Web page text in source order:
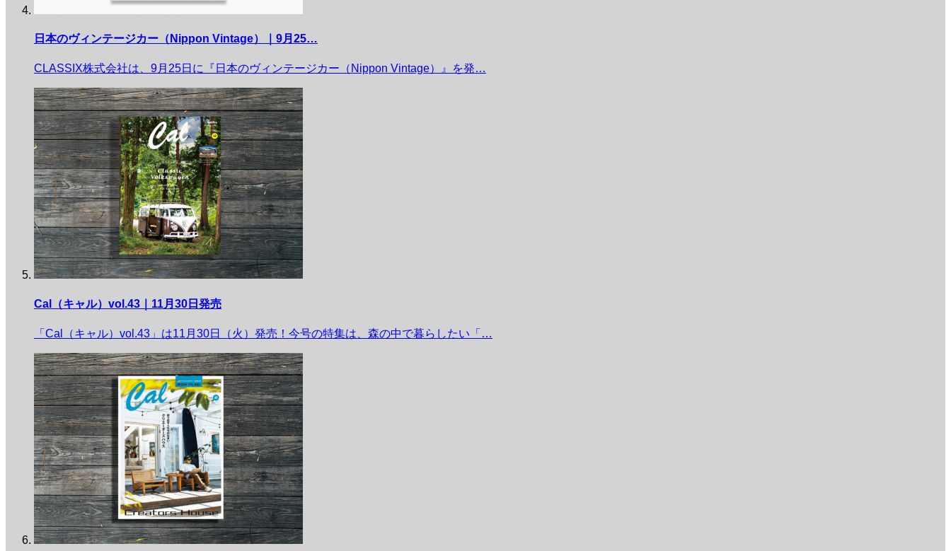
日本のヴィンテージカー（Nippon Vintage）｜9月25…
CLASSIX株式会社は、9月25日に『日本のヴィンテージカー（Nippon Vintage）』を発…
Cal（キャル）vol.43｜11月30日発売
「Cal（キャル）vol.43」は11月30日（火）発売！今号の特集は、森の中で暮らしたい「…